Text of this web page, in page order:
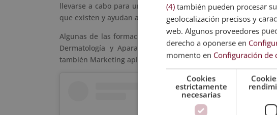
llevarse a cabo para un correcto cuidado de la piel, así como
que existen y ayudan a obtener resultados excelentes.
Algunas de las formaciones profesionales a las que ha
Dermatología y Aparatología, Taller de Cosmetología y
también Marketing aplicado a la Cosmetología.
(4) también pueden procesar
geolocalización precisos y
web. Algunos proveedores
derecho a oponerse en
momento en Configuración de
Cookies
estrictamente
necesarias